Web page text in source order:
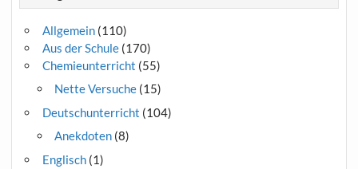
Allgemein(110)
Aus der Schule(170)
Chemieunterricht (55)
Nette Versuche(15)
Deutschunterricht (104)
Anekdoten(8)
Englisch(1)